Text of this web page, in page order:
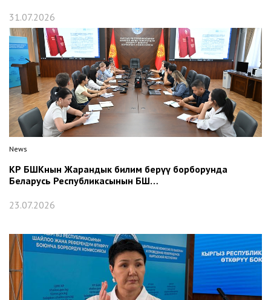
31.07.2026
News
КР БШКнын Жарандык билим берүү борборунда
Беларусь Республикасынын БШ…
23.07.2026